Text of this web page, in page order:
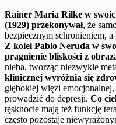
Rainer Maria Rilke w
(1929) przekonywał, że
bezpiecznym schronieniem,
Z kolei Pablo Neruda w
pragnienie bliskości z
nieba, tworząc niezwykłe
klinicznej wyróżnia się
głębokiej więzi
prowadzić do depresji. Co
tęsknocie mają też funkcję
często pozostaje